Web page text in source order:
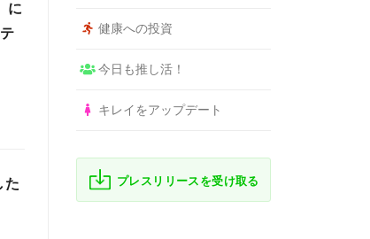
に
た
健康への投資
今日も推し活！
キレイをアップデート
プレスリリースを受け取る